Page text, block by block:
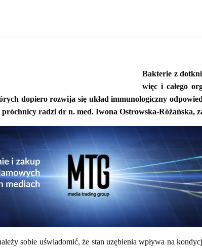
Bakterie z
więc i całego
dopiero rozwija się układ immunologiczny
radzi dr n. med. Iwona Ostrowska-Różańska,
sobie uświadomić, że stan uzębienia wpływa na